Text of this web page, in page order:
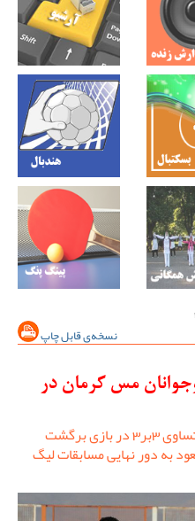
نسخه‌ی قابل چاپ
مس کرمان در
تیم فوتبال نوجوانان مس کرمان با تساوی 3بر3 در بازی برگشت
به دور نهایی مسابقات لیگ